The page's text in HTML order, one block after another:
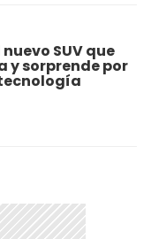
SUV que
y sorprende por